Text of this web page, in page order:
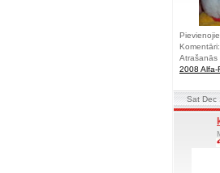
Atrašanās
2008 Alfa-
Sat Dec